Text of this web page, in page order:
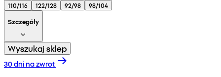
110/116 122/128 92/98
98/104
Szczegóły
Wyszukaj sklep
30 dni na zwrot